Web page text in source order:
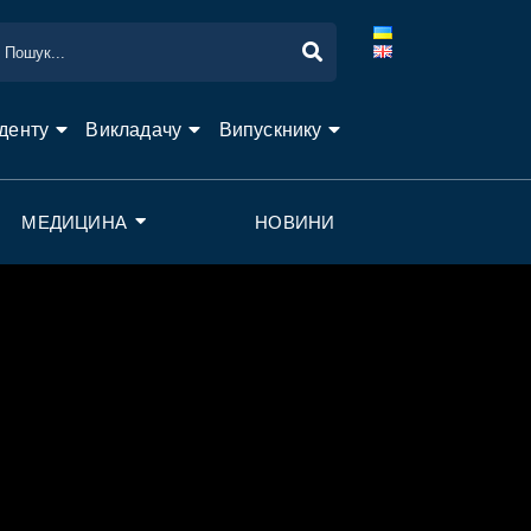
Викладачу Випускнику
МЕДИЦИНА НОВИНИ